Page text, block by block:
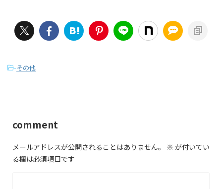
-その他
comment
メールアドレスが公開されることはありません。 ※ が付いてい
る欄は必須項目です